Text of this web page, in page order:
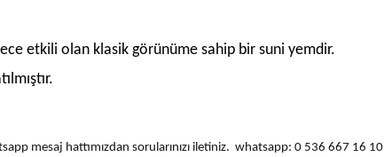
etkili olan klasik görünüme sahip bir suni yemdir.
mesaj hattımızdan sorularınızı iletiniz. whatsapp: 0 536 667 16 10